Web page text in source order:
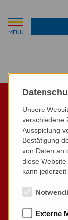
MENU
Begleiten Sie
ihrem Weg zu
Lernen Sie die
Unsere
verschiedene
Ausspielung
Bestätigung
von Daten an
diese
kann
Externe